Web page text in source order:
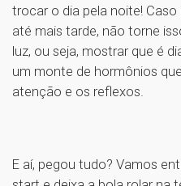
trocar o dia pela noite!
até mais tarde, não torne
luz, ou seja, mostrar que é
um monte de hormônios
atenção e os reflexos.
E aí, pegou tudo? Vamos